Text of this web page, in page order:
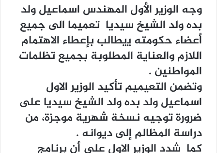
وجه ﺍﻟﻮﺯﻳﺮ ﺍﻷﻭﻝ ﺍﻟﻤﻬﻨﺪﺱ ﺍﺳﻤﺎﻋﻴﻞ ﻭﻟﺪ
ﺑﺪﻩ ﻭﻟﺪ ﺍﻟﺸﻴﺦ ﺳﻴﺪﻳﺎ ﺗﻌﻤﻴﻤﺎ ﺍﻟﻰ ﺟﻤﻴﻊ
ﺃﻋﻀﺎﺀ ﺣﻜﻮﻣﺘﻪ ﻳيطالب بإﻋﻄﺎﺀ ﺍﻻﻫﺘﻤﺎﻡ
ﺍﻟﻼﺯﻡ ﻭﺍﻟﻌﻨﺎﻳﺔ ﺍﻟﻤﻄﻠﻮﺑﺔ ﺑﺠﻤﻴﻊ ﺗﻈﻠﻤﺎﺕ
ﺍﻟﻤﻮﺍﻃﻨﻴﻦ .
ﻭﺗﻀﻤﻦ ﺍﻟﺘﻌﻴﻤﻴﻢ ﺗﺄﻛﻴﺪ ﺍﻟﻮﺯﻳﺮ ﺍﻻﻭﻝ
ﺍﺳﻤﺎﻋﻴﻞ ﻭﻟﺪ ﺑﺪﻩ ﻭﻟﺪ ﺍﻟﺸﻴﺦ ﺳﻴﺪﻳﺎ ﻋﻠﻰ
ﺿﺮﻭﺭﺓ ﺗﻮﺟﻴﻪ ﻧﺴﺨﺔ ﺷﻬﺮﻳﺔ ﻣﻮﺟﺰﺓ، ﻣﻦ
ﺩﺭﺍﺳﺔ ﺍﻟﻤﻈﺎﻟﻢ ﺇﻟﻰ ﺩﻳﻮﺍﻧﻪ .
كما ﺷﺪﺩ ﺍﻟﻮﺯﻳﺮ ﺍﻻﻭﻝ ﻋﻠﻰ ﺃﻥ ﺑﺮﻧﺎﻣﺞ